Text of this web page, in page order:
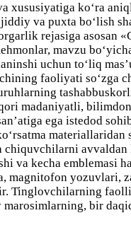
ko‘ra
va puxta bo‘lish
rejasiga asosan
mavzu
uchun to‘liq
faoliyati so‘zga
madaniyatli,
ega istedod
materiallaridan
kecha emblemasi
yozuvlari,
Tinglovchilarning
bir